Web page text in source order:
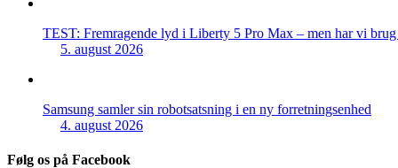
TEST: Fremragende lyd i Liberty 5 Pro Max – men har vi brug
5. august 2026
Samsung samler sin robotsatsning i en ny forretningsenhed
4. august 2026
Følg os på Facebook